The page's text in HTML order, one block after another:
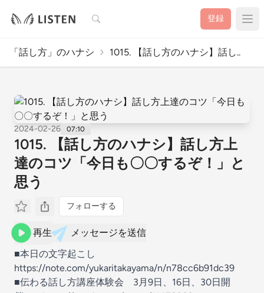
検索 登録
「話し方」のハナシ 1015. 【話し方のハナシ】話し..
2024-02-26 07:10
1015. 【話し方のハナシ】話し方上
達のコツ「今日も〇〇するぞ！」と
思う
フォローする
再生
メッセージを送信
■本日の文字起こし
https://note.com/yukaritakayama/n/n78cc6b91dc39
■伝わる話し方講座体験会 3月9日、16日、30日開